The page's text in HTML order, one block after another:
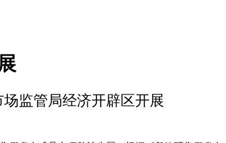
监管局经济开辟区开展